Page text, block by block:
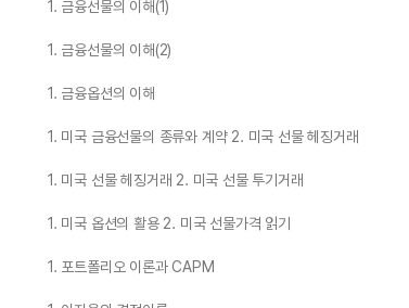
1. 금융선물의 이해(1)
1. 금융선물의 이해(2)
1. 금융옵션의 이해
1. 미국 금융선물의 종류와 계약 2. 미국 선물 헤징거래
1. 미국 선물 헤징거래 2. 미국 선물 투기거래
1. 미국 옵션의 활용 2. 미국 선물가격 읽기
1. 포트폴리오 이론과 CAPM